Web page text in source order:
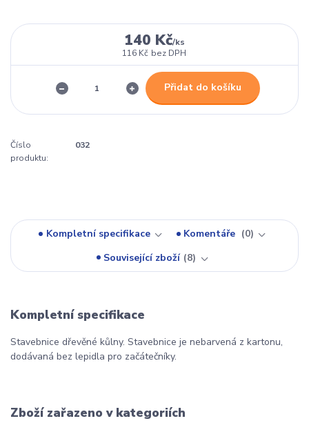
140 Kč/ks
116 Kč bez DPH
Přidat do košíku
Číslo
produktu:
032
Kompletní specifikace Komentáře
0
Související zboží 8
Kompletní specifikace
Stavebnice dřevěné kůlny. Stavebnice je nebarvená z kartonu,
dodávaná bez lepidla pro začátečníky.
Zboží zařazeno v kategoriích